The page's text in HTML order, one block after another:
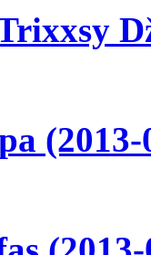
(2013-